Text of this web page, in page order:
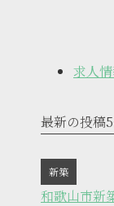
求人
最新の投稿
新築
和歌山市新